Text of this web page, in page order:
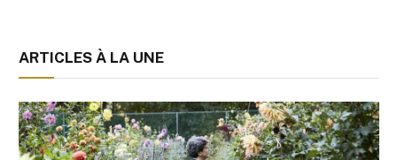
ARTICLES À LA UNE